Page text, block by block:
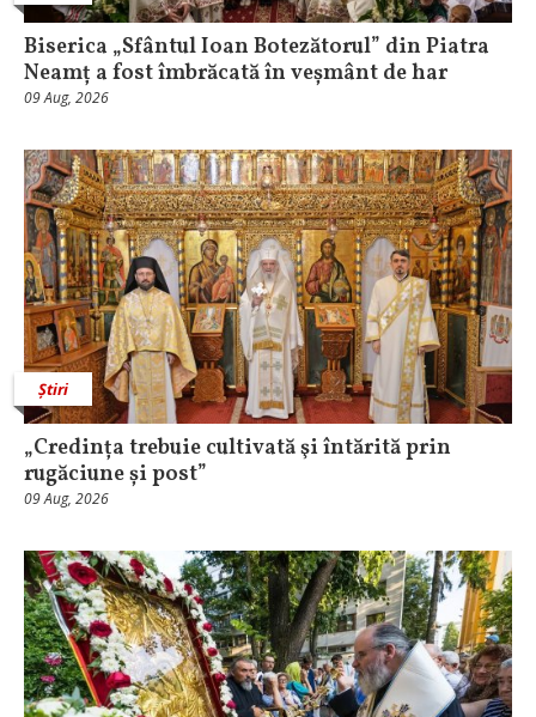
Biserica „Sfântul Ioan Botezătorul” din Piatra
Neamț a fost îmbrăcată în veșmânt de har
09 Aug, 2026
Știri
„Credința trebuie cultivată şi întărită prin
rugăciune și post”
09 Aug, 2026